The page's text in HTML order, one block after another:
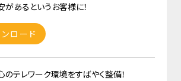
があるというお客様に！
ロード
のテレワーク環境をすばやく整備！